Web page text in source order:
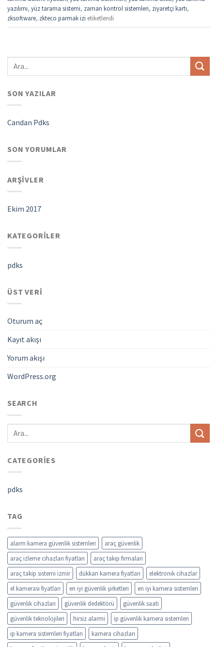
yazılımı, yüz tarama sistemi, zaman kontrol sistemleri, ziyaretçi kartı,
zksoftware, zkteco parmak izi etiketlendi
SON YAZILAR
Candan Pdks
SON YORUMLAR
ARŞIVLER
Ekim 2017
KATEGORILER
pdks
ÜST VERI
Oturum aç
Kayıt akışı
Yorum akışı
WordPress.org
SEARCH
CATEGORIES
pdks
TAG
alarm kamera güvenlik sistemleri
araç güvenlik
araç izleme cihazları fiyatları
araç takip firmaları
araç takip sistemi izmir
dükkan kamera fiyatları
elektronik cihazlar
el kamerası fiyatları
en iyi güvenlik şirketleri
en iyi kamera sistemleri
güvenlik cihazları
güvenlik dedektörü
güvenlik saati
güvenlik teknolojileri
hirsiz alarmi
ip güvenlik kamera sistemleri
ip kamera sistemleri fiyatları
kamera cihazları